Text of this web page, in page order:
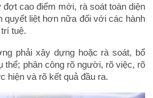
cao điểm mới, rà soát toàn diện
quyết liệt hơn nữa đối với các hành
tuệ.
phải xây dựng hoặc rà soát, bổ
thể; phân công rõ người, rõ việc, rõ
hiện và rõ kết quả đầu ra.